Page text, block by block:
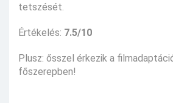
tetszését.
Értékelés: 7.5/10
Plusz: ősszel érkezik a
főszerepben!